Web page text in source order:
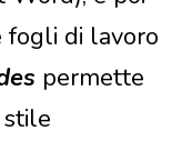
fogli di lavoro
permette
stile